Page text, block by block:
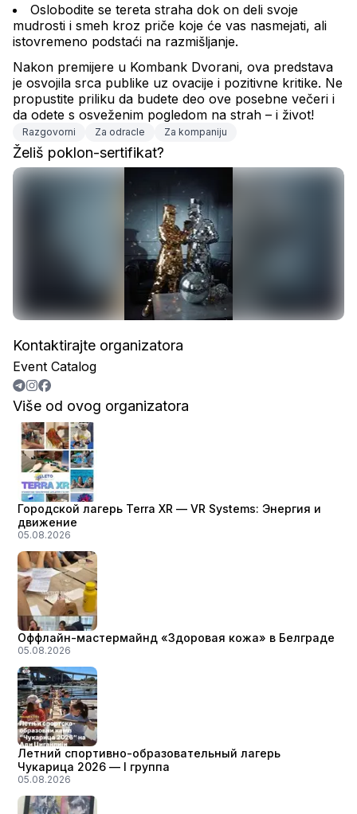
Oslobodite se tereta straha dok on deli svoje
mudrosti i smeh kroz priče koje će vas nasmejati, ali
istovremeno podstaći na razmišljanje.
Nakon premijere u Kombank Dvorani, ova predstava
je osvojila srca publike uz ovacije i pozitivne kritike. Ne
propustite priliku da budete deo ove posebne večeri i
da odete s osveženim pogledom na strah – i život!
Razgovorni Za odracle Za kompaniju
Želiš poklon-sertifikat?
Kontaktirajte organizatora
Event Catalog
Više od ovog organizatora
Городской лагерь Terra XR — VR Systems: Энергия и
движение
05.08.2026
Оффлайн-мастермайнд «Здоровая кожа» в Белграде
05.08.2026
Летний спортивно-образовательный лагерь
Чукарица 2026 — I группа
05.08.2026